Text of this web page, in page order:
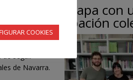
nueva etapa con
y la participación
seguir
de Navarra.
COOKIES